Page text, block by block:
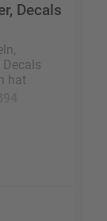
Decals
Decals
hat